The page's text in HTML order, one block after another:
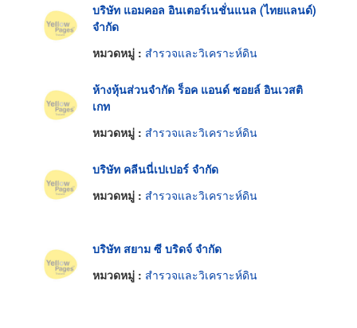
บริษัท แอมคอล อินเตอร์เนชั่นแนล (ไทยแลนด์)
จำกัด
หมวดหมู่ : สำรวจและวิเคราะห์ดิน
ห้างหุ้นส่วนจำกัด ร็อค แอนด์ ซอยล์ อินเวสติ
เกท
หมวดหมู่ : สำรวจและวิเคราะห์ดิน
บริษัท คลีนนี่เปเปอร์ จำกัด
หมวดหมู่ : สำรวจและวิเคราะห์ดิน
บริษัท สยาม ซี บริดจ์ จำกัด
หมวดหมู่ : สำรวจและวิเคราะห์ดิน